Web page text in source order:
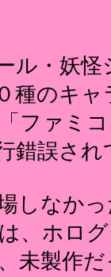
ル・妖
種のキ
ファミ
錯誤さ
しなか
、ホロ
未製作